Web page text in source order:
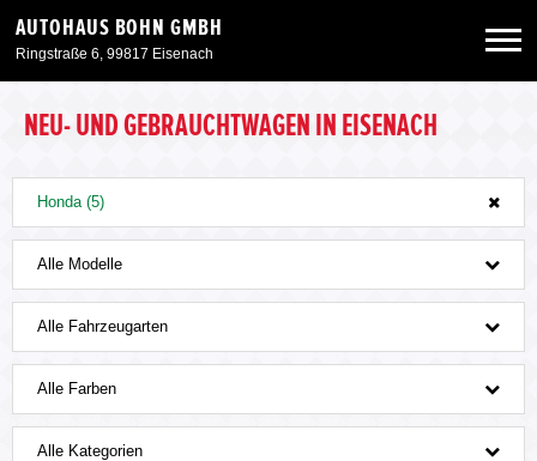
AUTOHAUS BOHN GMBH
Ringstraße 6, 99817 Eisenach
Neuwagen
Gebrauchtwagen
Angebote
Service & Zubehör
NEU- UND GEBRAUCHTWAGEN IN EISENACH
Honda (5)
Alle Modelle
Alle Fahrzeugarten
Alle Farben
Alle Kategorien